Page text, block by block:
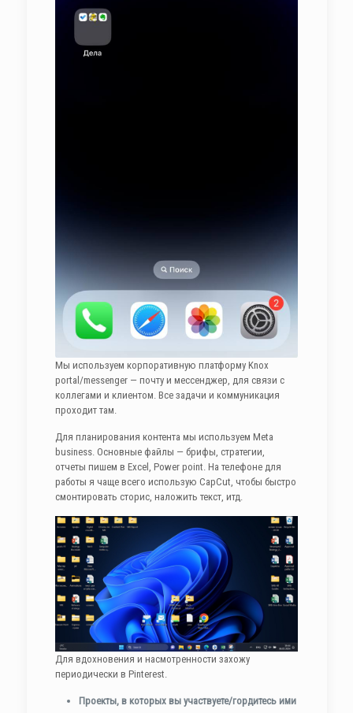
Мы используем корпоративную платформу Knox
portal/messenger — почту и мессенджер, для связи с
коллегами и клиентом. Все задачи и коммуникация
проходит там.
Для планирования контента мы используем Meta
business. Основные файлы — брифы, стратегии,
отчеты пишем в Excel, Power point. На телефоне для
работы я чаще всего использую CapCut, чтобы быстро
смонтировать сторис, наложить текст, итд.
Для вдохновения и насмотренности захожу
периодически в Pinterest.
Проекты, в которых вы участвуете/гордитесь ими